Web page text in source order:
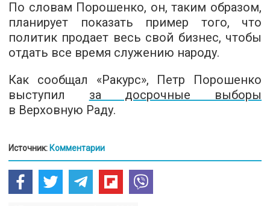
По словам Порошенко, он, таким образом,
планирует показать пример того, что
политик продает весь свой бизнес, чтобы
отдать все время служению народу.
Как сообщал «Ракурс», Петр Порошенко
выступил за досрочные выборы
в Верховную Раду.
Источник: Комментарии